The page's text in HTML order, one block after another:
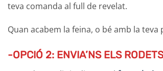
teva comanda al full de revelat.
Quan acabem la feina, o bé amb la
-OPCIÓ 2: ENVIA’NS ELS